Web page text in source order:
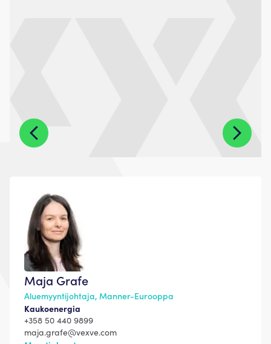
Maja Grafe
Aluemyyntijohtaja, Manner-Eurooppa
Kaukoenergia
+358 50 440 9899
maja.grafe@vexve.com